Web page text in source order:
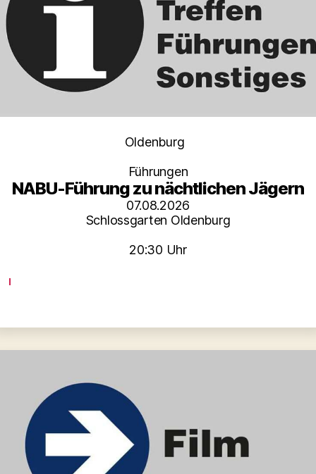
Kategorien
Oldenburg
Führungen
NABU-Führung zu nächtlichen Jägern
07.08.2026
Schlossgarten Oldenburg
20:30 Uhr